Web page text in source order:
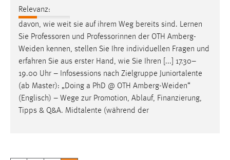
Relevanz:
davon, wie weit sie auf ihrem Weg bereits sind. Lernen
Sie Professoren und Professorinnen der OTH Amberg-
Weiden kennen, stellen Sie Ihre individuellen Fragen und
erfahren Sie aus erster Hand, wie Sie Ihren [...] 17.30–
19.00 Uhr – Infosessions nach Zielgruppe Juniortalente
(ab Master): „Doing a PhD @ OTH Amberg-Weiden“
(Englisch) – Wege zur Promotion, Ablauf, Finanzierung,
Tipps & Q&A. Midtalente (während der